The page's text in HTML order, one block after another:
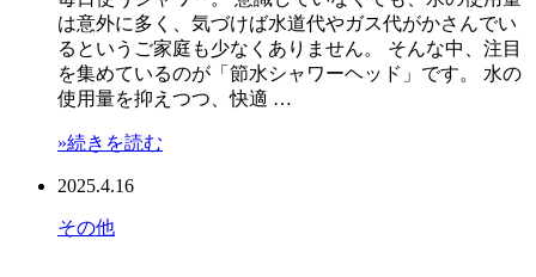
は意外に多く、気づけば水道代やガス代がかさんでい
るというご家庭も少なくありません。 そんな中、注目
を集めているのが「節水シャワーヘッド」です。 水の
使用量を抑えつつ、快適 …
»続きを読む
2025.4.16
その他